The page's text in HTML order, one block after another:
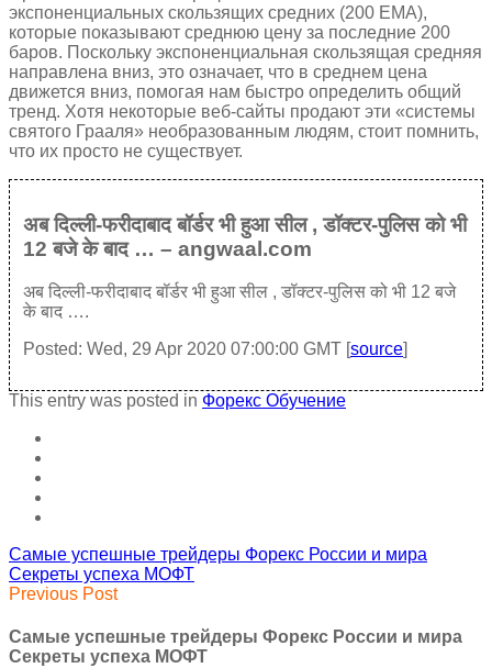
экспоненциальных скользящих средних (200 EMA),
которые показывают среднюю цену за последние 200
баров. Поскольку экспоненциальная скользящая средняя
направлена вниз, это означает, что в среднем цена
движется вниз, помогая нам быстро определить общий
тренд. Хотя некоторые веб-сайты продают эти «системы
святого Грааля» необразованным людям, стоит помнить,
что их просто не существует.
अब दिल्ली-फरीदाबाद बॉर्डर भी हुआ सील , डॉक्टर-पुलिस को भी
12 बजे के बाद … – angwaal.com
अब दिल्ली-फरीदाबाद बॉर्डर भी हुआ सील , डॉक्टर-पुलिस को भी 12 बजे
के बाद ….
Posted: Wed, 29 Apr 2020 07:00:00 GMT [source]
This entry was posted in Форекс Обучение
Самые успешные трейдеры Форекс России и мира
Секреты успеха МОФТ
Previous Post
Самые успешные трейдеры Форекс России и мира
Секреты успеха МОФТ